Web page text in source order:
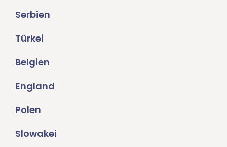
Serbien
Türkei
Belgien
England
Polen
Slowakei